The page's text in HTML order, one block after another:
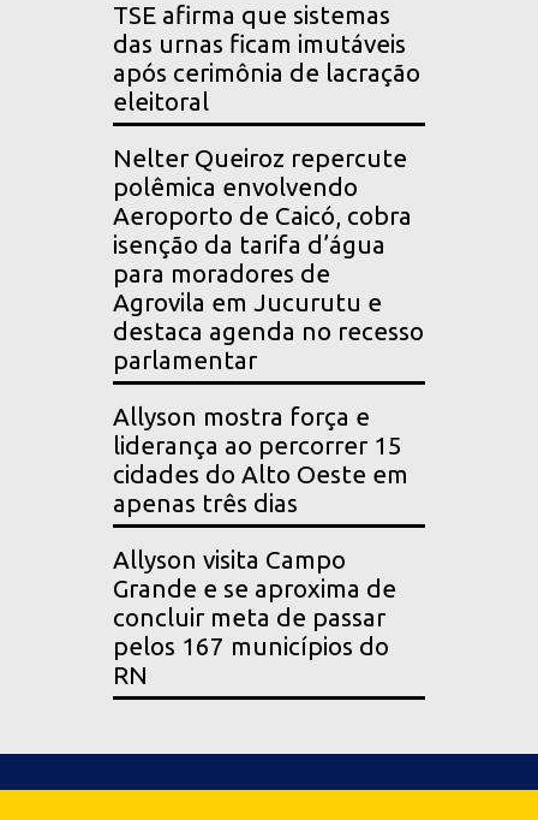
TSE afirma que sistemas
das urnas ficam imutáveis
após cerimônia de lacração
eleitoral
Nelter Queiroz repercute
polêmica envolvendo
Aeroporto de Caicó, cobra
isenção da tarifa d’água
para moradores de
Agrovila em Jucurutu e
destaca agenda no recesso
parlamentar
Allyson mostra força e
liderança ao percorrer 15
cidades do Alto Oeste em
apenas três dias
Allyson visita Campo
Grande e se aproxima de
concluir meta de passar
pelos 167 municípios do
RN